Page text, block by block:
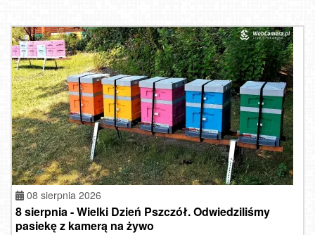
08 sierpnia 2026
8 sierpnia - Wielki Dzień Pszczół. Odwiedziliśmy
pasiekę z kamerą na żywo